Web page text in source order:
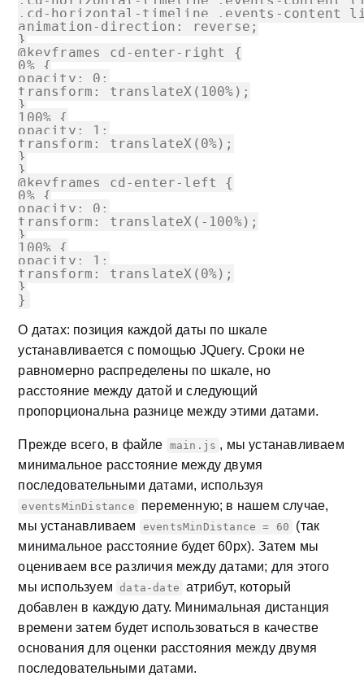
.cd-horizontal-timeline .events-
animation-direction: reverse;
}
@keyframes cd-enter-right {
0% {
opacity: 0;
transform: translateX(100%);
}
100% {
opacity: 1;
transform: translateX(0%);
}
}
@keyframes cd-enter-left {
0% {
opacity: 0;
transform: translateX(-100%);
}
100% {
opacity: 1;
transform: translateX(0%);
}
}
О датах: позиция каждой даты по шкале
устанавливается с помощью JQuery. Сроки не
равномерно распределены по шкале, но
расстояние между датой и следующий
пропорциональна разнице между этими датами.
Прежде всего, в файле main.js , мы устанавливаем
минимальное расстояние между двумя
последовательными датами, используя
eventsMinDistance
переменную; в нашем случае,
мы устанавливаем
eventsMinDistance = 60
(так
минимальное расстояние будет 60px). Затем мы
оцениваем все различия между датами; для этого
мы используем
data-date атрибут, который
добавлен в каждую дату. Минимальная дистанция
времени затем будет использоваться в качестве
основания для оценки расстояния между двумя
последовательными датами.